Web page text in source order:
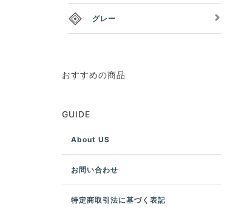
グレー
おすすめの商品
GUIDE
About US
お問い合わせ
特定商取引法に基づく表記